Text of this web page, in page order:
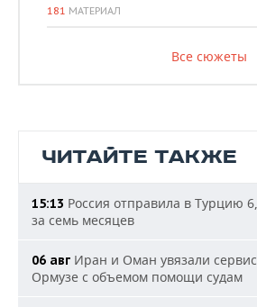
181 МАТЕРИАЛ
Все сюжеты
ЧИТАЙТЕ ТАКЖЕ
15:13 Россия отправила в Турцию
за семь месяцев
06 авг Иран и Оман увязали
Ормузе с объемом помощи судам